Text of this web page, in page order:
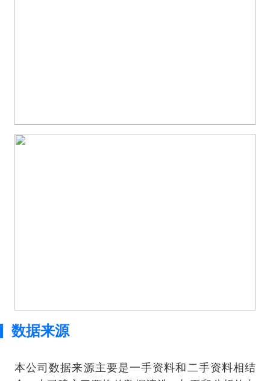
数据来源
本公司数据来源主要是一手资料和二手资料相结